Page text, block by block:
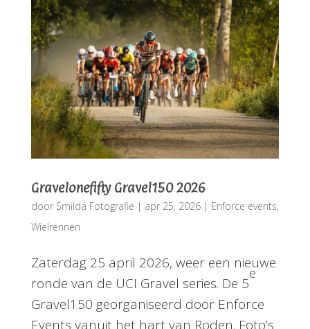
Gravelonefifty Gravel150 2026
door Smilda Fotografie | apr 25, 2026| Enforce events,
Wielrennen
Zaterdag 25 april 2026, weer een nieuwe
ronde van de UCI Gravel series. De 5
e
Gravel150 georganiseerd door Enforce
Events vanuit het hart van Roden. Foto’s